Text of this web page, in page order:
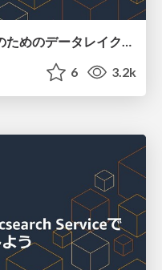
Startup.fm: スタートアップのためのデータレイク構築の流れ / Startup.fm: Build a Data Lake in steps
6 3.2k